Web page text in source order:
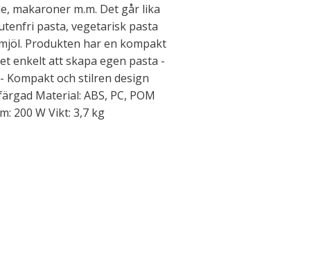
makaroner m.m. Det går lika
pasta, vegetarisk pasta
Produkten har en kompakt
enkelt att skapa egen pasta -
Kompakt och stilren design
Material: ABS, PC, POM
200 W Vikt: 3,7 kg